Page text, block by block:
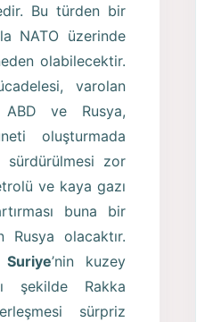
Bu türden bir
NATO üzerinde
olabilecektir.
varolan
ABD ve Rusya,
oluşturmada
sürdürülmesi zor
ve kaya gazı
buna bir
Rusya olacaktır.
Suriye’nin kuzey
şekilde Rakka
sürpriz